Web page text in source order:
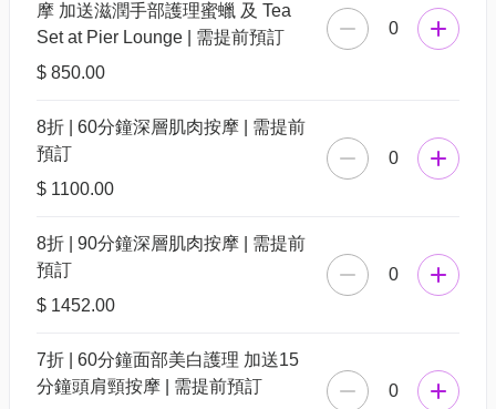
摩 加送滋潤手部護理蜜蠟 及 Tea
Set at Pier Lounge | 需提前預訂
$ 850.00
0
8折 | 60分鐘深層肌肉按摩 | 需提前
預訂
$ 1100.00
0
8折 | 90分鐘深層肌肉按摩 | 需提前
預訂
$ 1452.00
0
7折 | 60分鐘面部美白護理 加送15
分鐘頭肩頸按摩 | 需提前預訂
0